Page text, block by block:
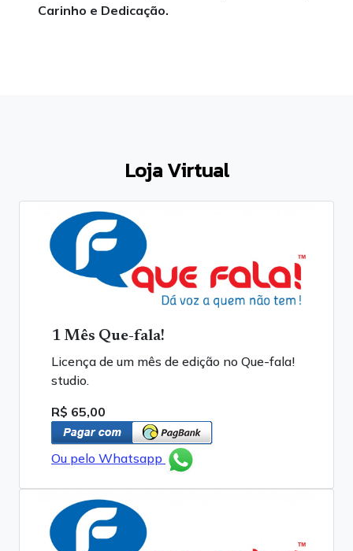
Carinho e Dedicação.
Loja Virtual
1 Mês Que-fala!
Licença de um mês de edição no Que-fala!
studio.
R$ 65,00
Ou pelo Whatsapp